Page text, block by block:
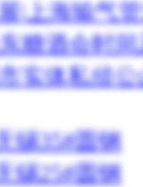
|上海输气
糖酒会时
实体私侦
锡35#圆钢
锡25#圆钢